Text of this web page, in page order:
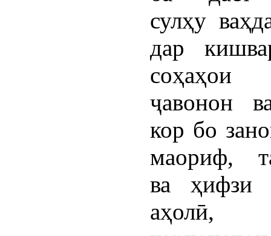
сулҳу
дар
ҷавонон
кор бо
маориф,
ва ҳифзи
аҳолӣ,